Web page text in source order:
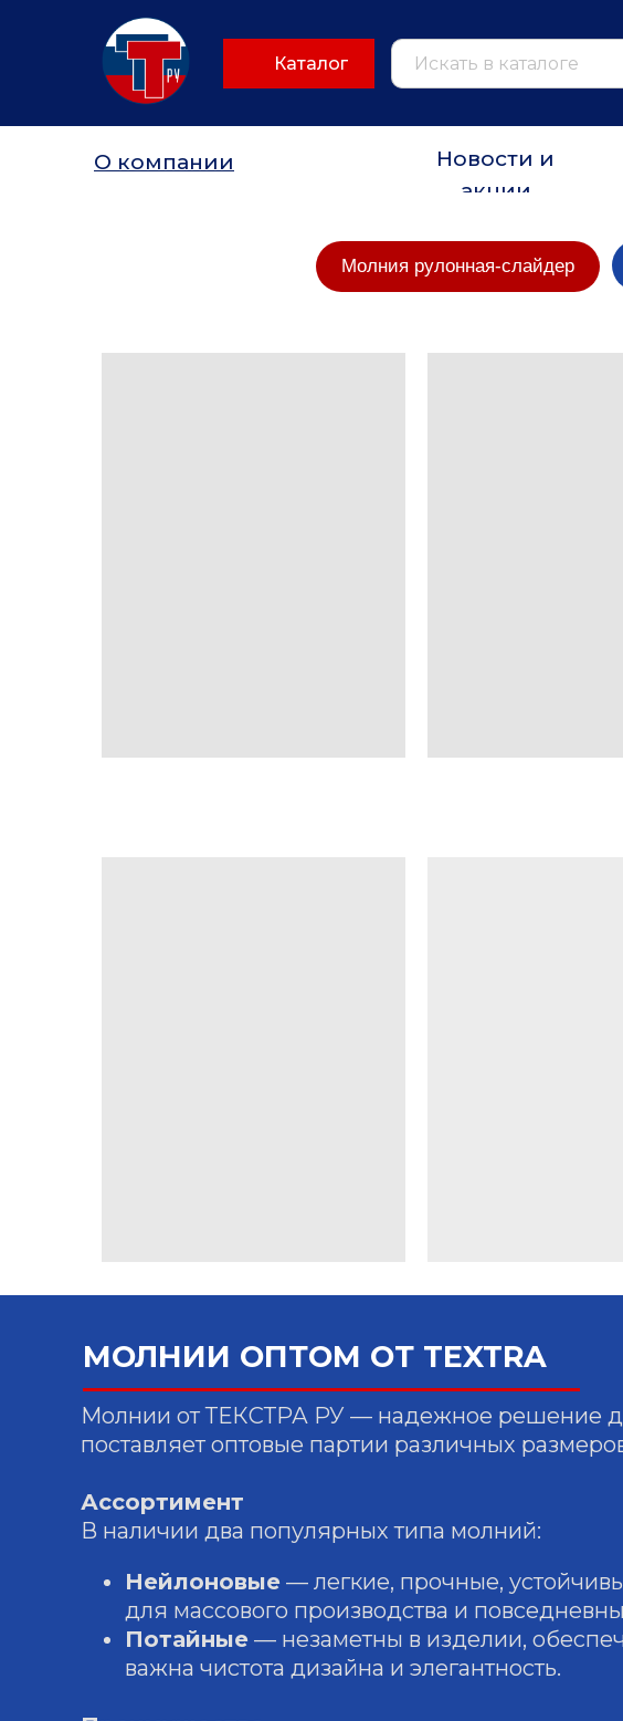
Каталог
О компании
Новости и
акции
Молния рулонная-слайдер
МОЛНИИ ОПТОМ ОТ TEXTRA
Молнии от ТЕКСТРА РУ — надежное решение
поставляет оптовые партии различных
Ассортимент
В наличии два популярных типа молний:
Нейлоновые — легкие, прочные,
для массового производства и
Потайные — незаметны в изделии,
важна чистота дизайна и элегантность.